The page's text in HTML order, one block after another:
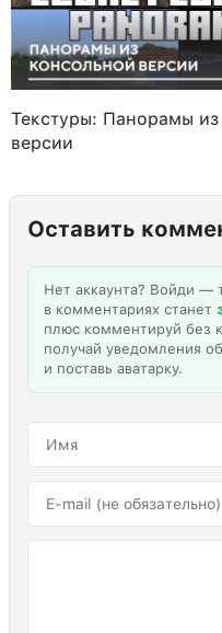
Текстуры: Панорамы
версии
Оставить
Нет аккаунта? Войди —
в комментариях станет
плюс комментируй без
получай уведомления
и поставь аватарку.